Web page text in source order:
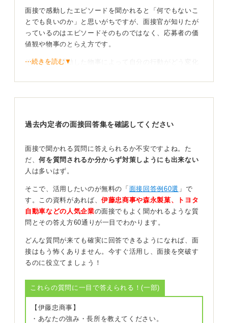
面接で感動したエピソードを聞かれると「何でもないこ
とでも良いのか」と思いがちですが、面接官が知りたが
っているのはエピソードそのものではなく、応募者の価
値観や物事のとらえ方です。
そのため、感動した物事によって自分の行動がどう変化
感動した出来事の説明だけをするような回答はNG！
エピソードの話し方次第では、悪い印象にもなってしま
いかねません。簡潔に伝え、理由を必ず添えるようにし
てください。映画を題材にして、NG例とOK例を紹介し
◆NG例
「最近感動したのは映画です。主人公が困難に立ち向か
う姿がすごく感動的で、勇気をもらいました。とても良
これでは回答が映画の内容に終始してしまっており、ど
こで心が動いたのか不明確です。自分の価値観・行動変
映画鑑賞やスポーツ観戦から自分がどう成長できた
のかを述べよう
⋯続きを読む▼
過去内定者の面接回答集を確認してください
面接で聞かれる質問に答えられるか不安ですよね。た
だ、何を質問されるか分からず対策しようにも出来ない
人は多いはず。
そこで、活用したいのが無料の「 面接回答例60選 」で
す。この資料があれば、伊藤忠商事や森永製菓、トヨタ
自動車などの人気企業の面接でもよく聞かれるような質
問とその答え方60通りが一目でわかります。
どんな質問が来ても確実に回答できるようになれば、面
接はもう怖くありません。今すぐ活用し、面接を突破す
るのに役立てましょう！
これらの質問に一目で答えられる！(一部)
【伊藤忠商事】
・あなたの強み・長所を教えてください。